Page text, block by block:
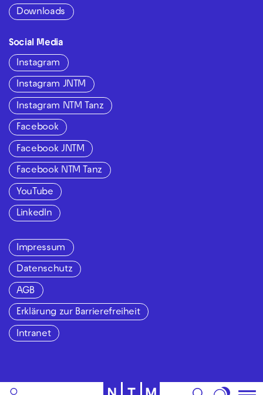
Downloads
Social Media
Instagram
Instagram JNTM
Instagram NTM Tanz
Facebook
Facebook JNTM
Facebook NTM Tanz
YouTube
LinkedIn
Impressum
Datenschutz
AGB
Erklärung zur Barrierefreiheit
Intranet